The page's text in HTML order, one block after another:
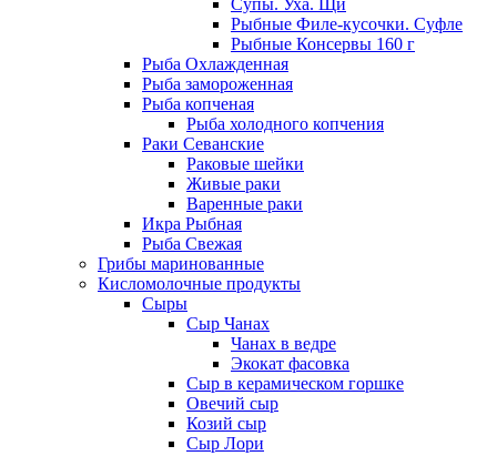
Супы. Уха. Щи
Рыбные Филе-кусочки. Суфле
Рыбные Консервы 160 г
Рыба Охлажденная
Рыба замороженная
Рыба копченая
Рыба холодного копчения
Раки Севанские
Раковые шейки
Живые раки
Варенные раки
Икра Рыбная
Рыба Свежая
Грибы маринованные
Кисломолочные продукты
Сыры
Сыр Чанах
Чанах в ведре
Экокат фасовка
Сыр в керамическом горшке
Овечий сыр
Козий сыр
Сыр Лори